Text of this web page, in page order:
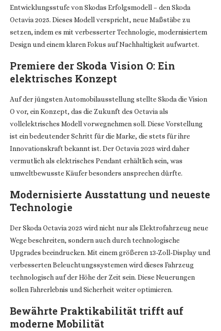
Entwicklungsstufe von Skodas Erfolgsmodell – den Skoda
Octavia 2025. Dieses Modell verspricht, neue Maßstäbe zu
setzen, indem es mit verbesserter Technologie, modernisiertem
Design und einem klaren Fokus auf Nachhaltigkeit aufwartet.
Premiere der Skoda Vision O: Ein
elektrisches Konzept
Auf der jüngsten Automobilausstellung stellte Skoda die Vision
O vor, ein Konzept, das die Zukunft des Octavia als
vollelektrisches Modell vorwegnehmen soll. Diese Vorstellung
ist ein bedeutender Schritt für die Marke, die stets für ihre
Innovationskraft bekannt ist. Der Octavia 2025 wird daher
vermutlich als elektrisches Pendant erhältlich sein, was
umweltbewusste Käufer besonders ansprechen dürfte.
Modernisierte Ausstattung und neueste
Technologie
Der Skoda Octavia 2025 wird nicht nur als Elektrofahrzeug neue
Wege beschreiten, sondern auch durch technologische
Upgrades beeindrucken. Mit einem größeren 13-Zoll-Display und
verbesserten Beleuchtungssystemen wird dieses Fahrzeug
technologisch auf der Höhe der Zeit sein. Diese Neuerungen
sollen Fahrerlebnis und Sicherheit weiter optimieren.
Bewährte Praktikabilität trifft auf
moderne Mobilität